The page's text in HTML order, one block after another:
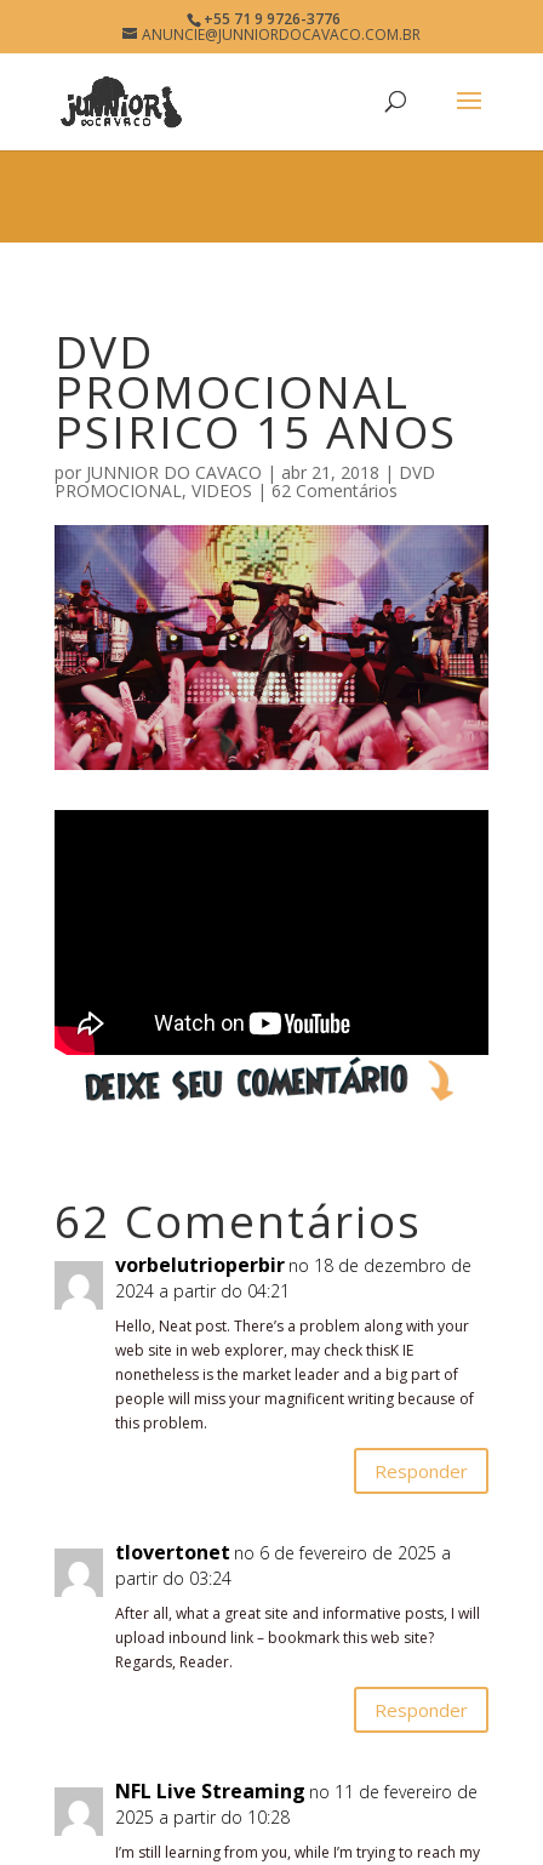
DVD PROMOCIONAL PSIRICO
15 ANOS • JUNNIOR DO
CAVACO • O SITE DO
PAGODÃO
www.junniordocavaco.com.br
+55 71 9 9726-3776
ANUNCIE@JUNNIORDOCAVACO.COM.BR
DVD
PROMOCIONAL
PSIRICO 15 ANOS
por JUNNIOR DO CAVACO | abr 21, 2018 | DVD
PROMOCIONAL, VIDEOS |62 Comentários
62 Comentários
vorbelutrioperbir no 18 de dezembro de
2024 a partir do 04:21
Hello, Neat post. There’s a problem along with your
web site in web explorer, may check thisK IE
nonetheless is the market leader and a big part of
people will miss your magnificent writing because of
this problem.
Responder
tlovertonet no 6 de fevereiro de 2025 a
partir do 03:24
After all, what a great site and informative posts, I will
upload inbound link – bookmark this web site?
Regards, Reader.
Responder
NFL Live Streaming no 11 de fevereiro de
2025 a partir do 10:28
I’m still learning from you, while I’m trying to reach my
× Free - In Google Play View